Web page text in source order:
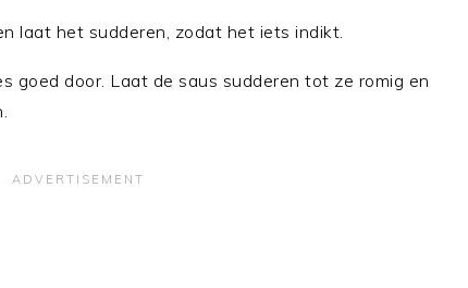
laat het sudderen, zodat het iets indikt.
goed door. Laat de saus sudderen tot ze romig en